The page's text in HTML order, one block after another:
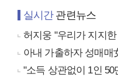
실시간관련뉴스
허지웅 "우리가 지지한
아내 가출하자 성매매
"소득 상관없이 1인